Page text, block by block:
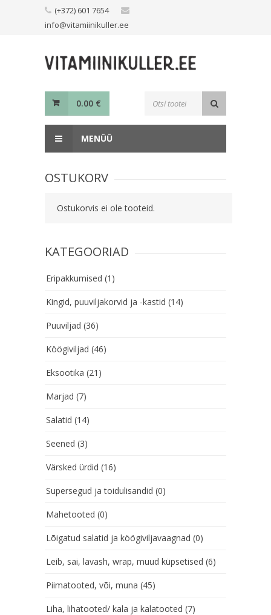
(+372) 601 7654
info@vitamiinikuller.ee
0.00 €
MENÜÜ
OSTUKORV
Ostukorvis ei ole tooteid.
KATEGOORIAD
Eripakkumised (1)
Kingid, puuviljakorvid ja -kastid (14)
Puuviljad (36)
Köögiviljad (46)
Eksootika (21)
Marjad (7)
Salatid (14)
Seened (3)
Värsked ürdid (16)
Supersegud ja toidulisandid (0)
Mahetooted (0)
Lõigatud salatid ja köögiviljavaagnad (0)
Leib, sai, lavash, wrap, muud küpsetised (6)
Piimatooted, või, muna (45)
Liha, lihatooted/ kala ja kalatooted (7)